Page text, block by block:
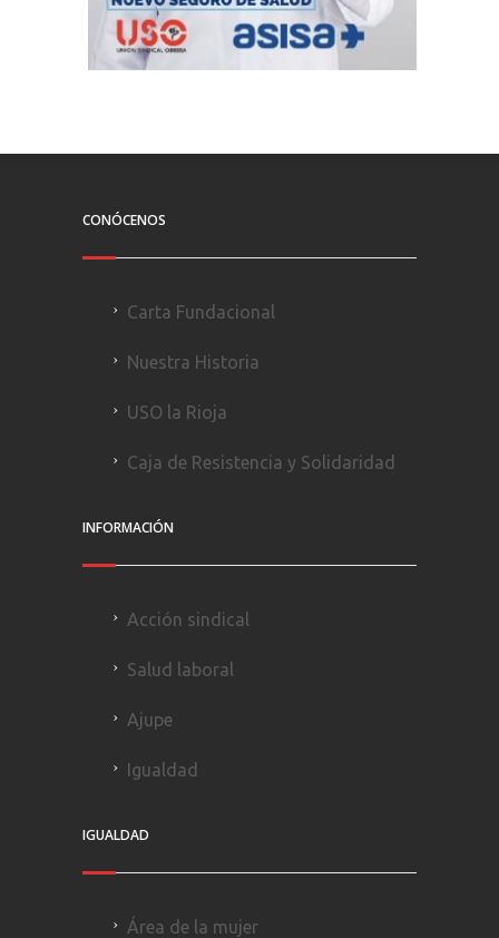
CONÓCENOS
Carta Fundacional
Nuestra Historia
USO la Rioja
Caja de Resistencia y Solidaridad
INFORMACIÓN
Acción sindical
Salud laboral
Ajupe
Igualdad
IGUALDAD
Área de la mujer